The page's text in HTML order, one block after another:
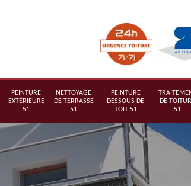
PEINTURE
EXTÉRIEURE
51
NETTOYAGE
DE TERRASSE
51
PEINTURE
DESSOUS DE
TOIT 51
DE
51